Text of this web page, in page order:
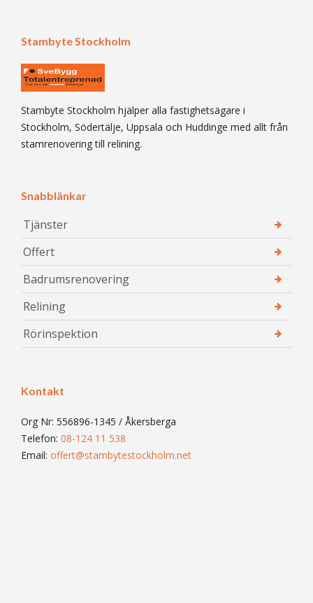
Stambyte Stockholm
Stambyte Stockholm hjälper alla fastighetsägare i
Stockholm, Södertälje, Uppsala och Huddinge med allt från
stamrenovering till relining.
Snabblänkar
Tjänster
Offert
Badrumsrenovering
Relining
Rörinspektion
Kontakt
Org Nr: 556896-1345 / Åkersberga
Telefon: 08-124 11 538
Email: offert@stambytestockholm.net